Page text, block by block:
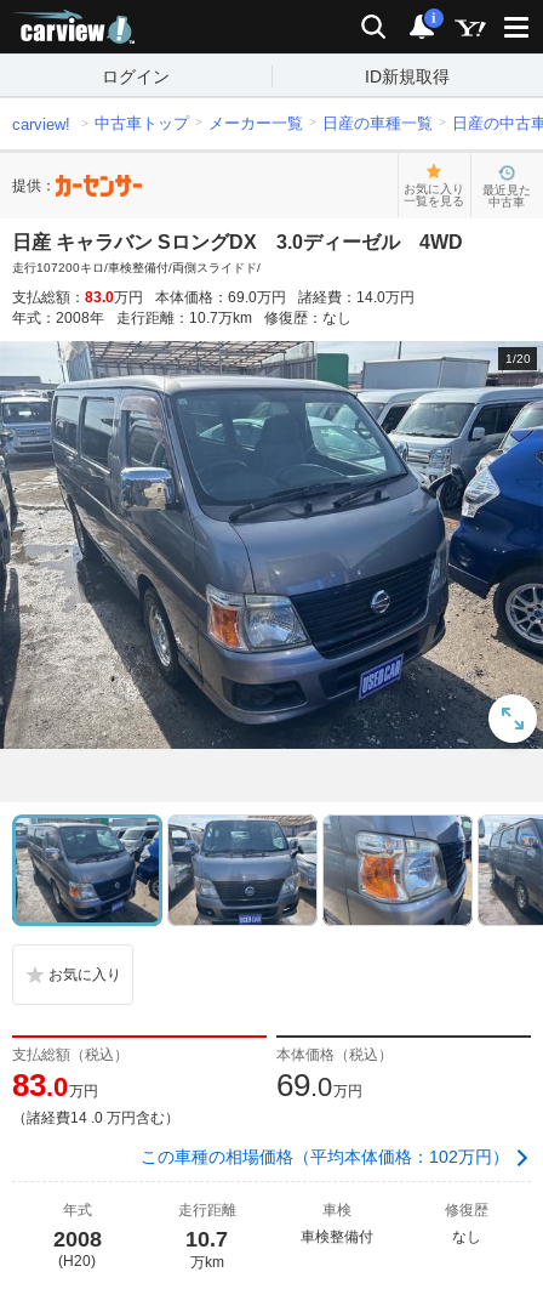
検索 通知
i
ログイン ID新規取得
carview! 中古車トップ メーカー一覧 日産の車種一覧 日産の中古
提供：
お気に入り
一覧を見る
最近見た
中古車
日産 キャラバン SロングDX 3.0ディーゼル 4WD
走行107200キロ/車検整備付/両側スライドド/
支払総額： 83.0万円 本体価格： 69.0万円 諸経費： 14.0万円
年式： 2008年 走行距離： 10.7万km 修復歴： なし
1/20
支払総額（税込）
83.0万円
（諸経費14 .0 万円含む）
本体価格（税込）
69.0万円
この車種の相場価格（平均本体価格：102万円）
年式
2008
(H20)
走行距離
10.7
万km
車検
車検整備付
修復歴
なし